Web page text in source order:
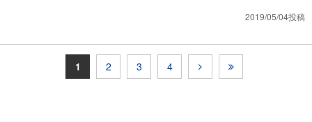
2019/05/04投稿
1 2 3 4